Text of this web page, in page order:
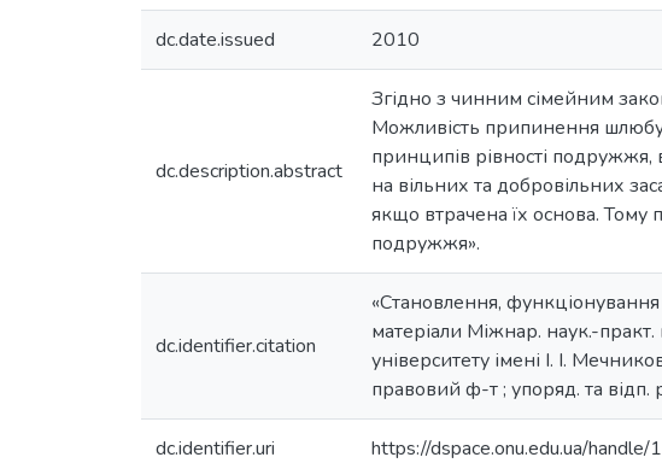
dc.date.issued 2010
dc.description.abstract
Згідно з чинним сімейним
Можливість припинення
принципів рівності подружжя,
на вільних та добровільних
якщо втрачена їх основа. Тому
подружжя».
dc.identifier.citation
«Становлення,
матеріали Міжнар. наук.-
університету імені І. І.
правовий ф-т ; упоряд. та
dc.identifier.uri https://dspace.onu.edu.ua/